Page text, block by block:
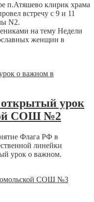
п.Атяшево клирик храма
встречу с 9 и 11
N2.
на тему Недели
женщин в
урок
СОШ №2
Флага РФ в
линейки
урок о важном.